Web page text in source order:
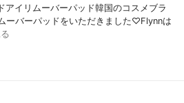
イリムーバーパッド韓国のコスメブラ
ーバーパッドをいただきました♡Flynnは